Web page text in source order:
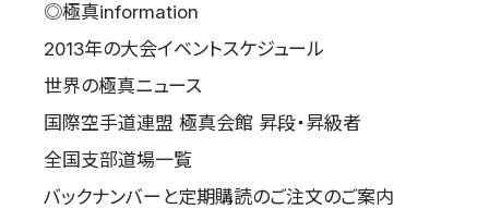
◎極真information
2013年の大会イベントスケジュール
世界の極真ニュース
国際空手道連盟 極真会館 昇段・昇級者
全国支部道場一覧
バックナンバーと定期購読のご注文のご案内